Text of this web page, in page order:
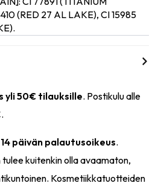
(RED 27 AL LAKE), CI 15985
yli 50€ tilauksille. Postikulu alle
14 päivän palautusoikeus.
kuitenkin olla avaamaton,
Kosmetiikkatuotteiden